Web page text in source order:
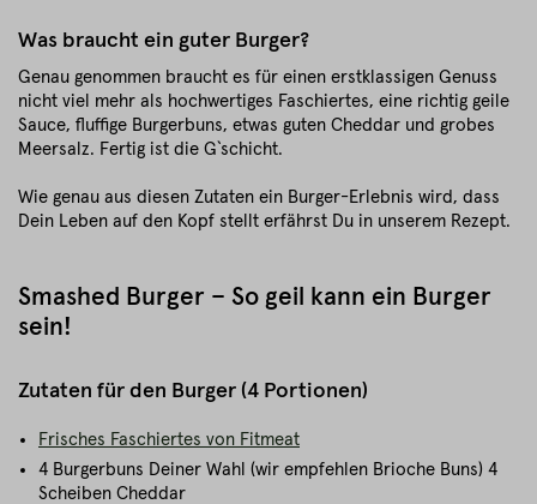
Was braucht ein guter Burger?
Genau genommen braucht es für einen erstklassigen Genuss
nicht viel mehr als hochwertiges Faschiertes, eine richtig geile
Sauce, fluffige Burgerbuns, etwas guten Cheddar und grobes
Meersalz. Fertig ist die G`schicht.
Wie genau aus diesen Zutaten ein Burger-Erlebnis wird, dass
Dein Leben auf den Kopf stellt erfährst Du in unserem Rezept.
Smashed Burger – So geil kann ein Burger
sein!
Zutaten für den Burger (4 Portionen)
Frisches Faschiertes von Fitmeat
4 Burgerbuns Deiner Wahl (wir empfehlen Brioche Buns) 4
Scheiben Cheddar